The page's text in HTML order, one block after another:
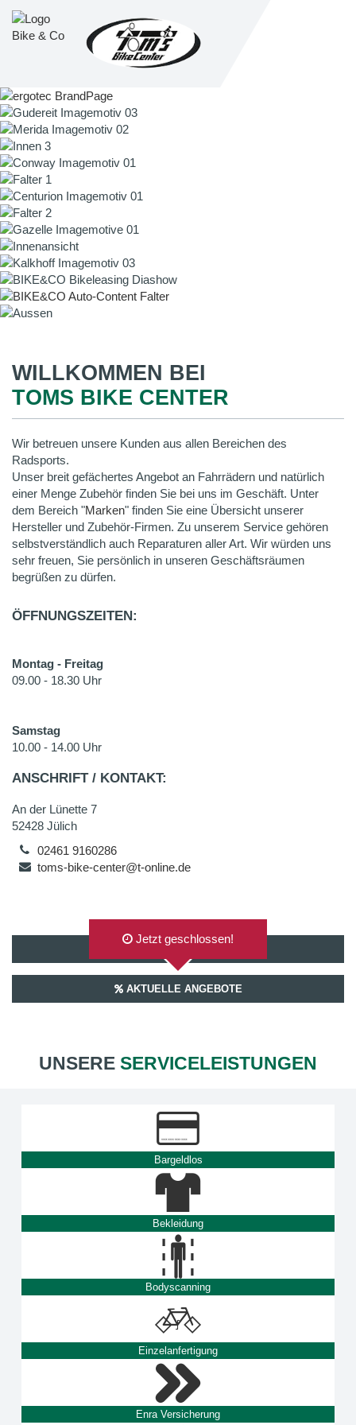
WILLKOMMEN BEI
TOMS BIKE CENTER
Wir betreuen unsere Kunden aus allen Bereichen des
Radsports.
Unser breit gefächertes Angebot an Fahrrädern und natürlich
einer Menge Zubehör finden Sie bei uns im Geschäft. Unter
dem Bereich "Marken" finden Sie eine Übersicht unserer
Hersteller und Zubehör-Firmen. Zu unserem Service gehören
selbstverständlich auch Reparaturen aller Art. Wir würden uns
sehr freuen, Sie persönlich in unseren Geschäftsräumen
begrüßen zu dürfen.
ÖFFNUNGSZEITEN:
Montag - Freitag
09.00 - 18.30 Uhr
Samstag
10.00 - 14.00 Uhr
ANSCHRIFT / KONTAKT:
An der Lünette 7
52428 Jülich
02461 9160286
toms-bike-center@t-online.de
AUF GOOGLEMAPS ANZEIGEN
Jetzt geschlossen!
AKTUELLE ANGEBOTE
UNSERE SERVICELEISTUNGEN
Bargeldlos
Bekleidung
Bodyscanning
Einzelanfertigung
Enra Versicherung